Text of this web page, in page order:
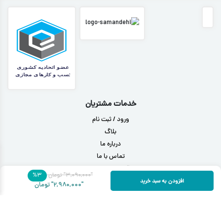
افزودن به سبد خرید
"۳,۰۹۰,۰۰۰" تومان ۳%
"۲,۹۸۰,۰۰۰" تومان
خدمات مشتریان
ورود / ثبت نام
بلاگ
درباره ما
تماس با ما
قوانین مرجوعی